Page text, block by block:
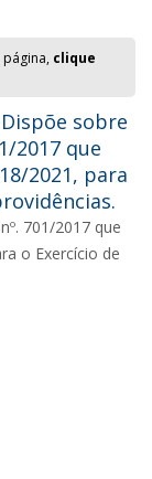
clique
sobre
2017 que
2021, para
701/2017 que
o Exercício de